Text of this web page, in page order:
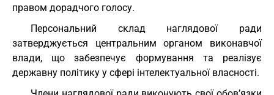
правом дорадчого голосу.
Персональний склад наглядової ради
затверджується центральним органом виконавчої
влади, що забезпечує формування та реалізує
державну політику у сфері інтелектуальної власності.